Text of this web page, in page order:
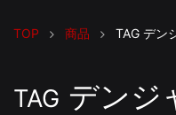
TOP 商品 TAG デン
TAG デンジ